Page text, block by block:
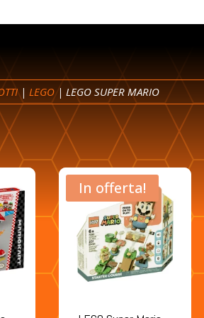
| LEGO| LEGO SUPER MARIO
In offerta!